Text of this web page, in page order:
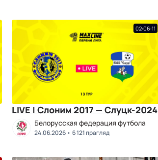
02:06:11
LIVE | Слоним 2017 — Слуцк-2024
Белорусская федерация футбола
24.06.2026 6 121 прагляд